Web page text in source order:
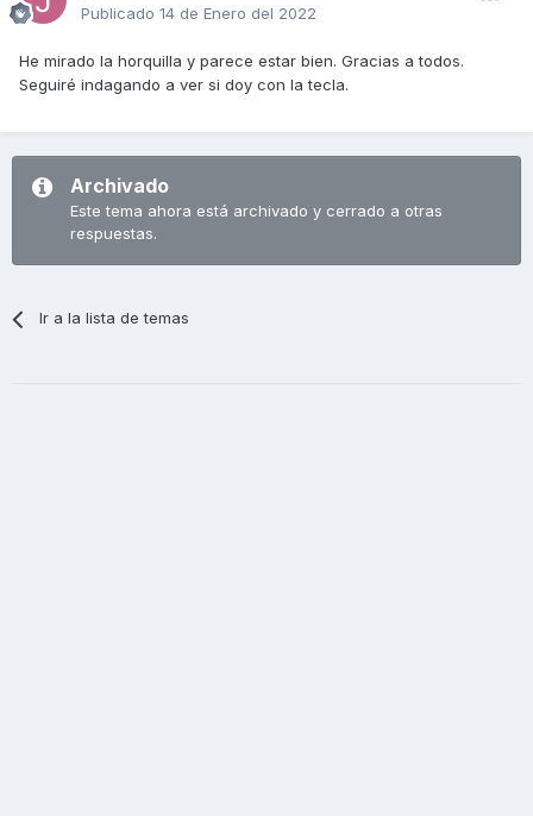
Publicado 14 de Enero del 2022
He mirado la horquilla y parece estar bien. Gracias a todos.
Seguiré indagando a ver si doy con la tecla.
Archivado
Este tema ahora está archivado y cerrado a otras
respuestas.
Ir a la lista de temas